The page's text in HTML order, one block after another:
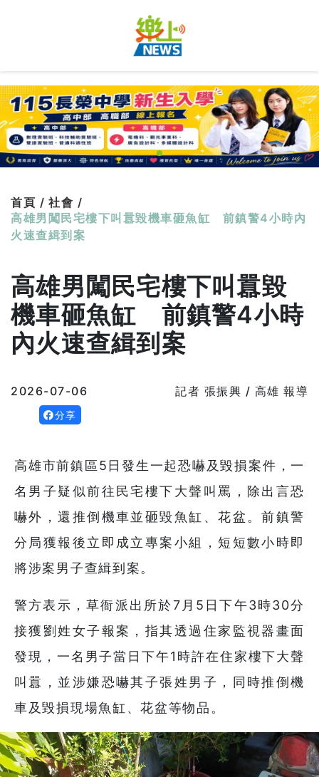
首頁 / 社會 /
高雄男闖民宅樓下叫囂毀機車砸魚缸 前鎮警4小時內
火速查緝到案
高雄男闖民宅樓下叫囂毀
機車砸魚缸 前鎮警4小時
內火速查緝到案
2026-07-06 記者 張振興 / 高雄 報導
分享
高雄市前鎮區5日發生一起恐嚇及毀損案件，一
名男子疑似前往民宅樓下大聲叫罵，除出言恐
嚇外，還推倒機車並砸毀魚缸、花盆。前鎮警
分局獲報後立即成立專案小組，短短數小時即
將涉案男子查緝到案。
警方表示，草衙派出所於7月5日下午3時30分
接獲劉姓女子報案，指其透過住家監視器畫面
發現，一名男子當日下午1時許在住家樓下大聲
叫囂，並涉嫌恐嚇其子張姓男子，同時推倒機
車及毀損現場魚缸、花盆等物品。